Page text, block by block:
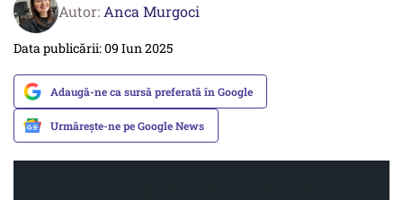
Autor: Anca Murgoci
Data publicării: 09 Iun 2025
Adaugă-ne ca sursă preferată în Google
Urmărește-ne pe Google News